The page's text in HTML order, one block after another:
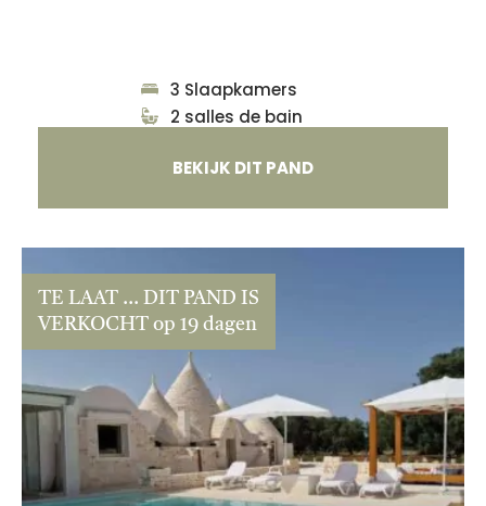
3 Slaapkamers
2 salles de bain
BEKIJK DIT PAND
TE LAAT ... DIT PAND IS
VERKOCHT op 19 dagen